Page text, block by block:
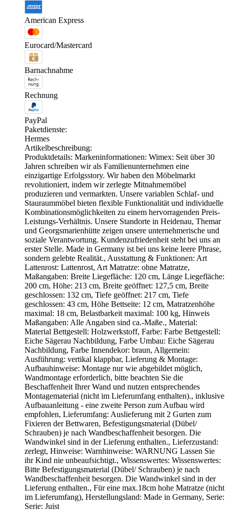
American Express
Eurocard/Mastercard
Barnachnahme
Rechnung
PayPal
Paketdienste:
Hermes
Artikelbeschreibung:
Produktdetails: Markeninformationen: Wimex: Seit über 30
Jahren schreiben wir als Familienunternehmen eine
einzigartige Erfolgsstory. Wir haben den Möbelmarkt
revolutioniert, indem wir zerlegte Mitnahmemöbel
produzieren und vermarkten. Unsere variablen Schlaf- und
Stauraummöbel bieten flexible Funktionalität und individuelle
Kombinationsmöglichkeiten zu einem hervorragenden Preis-
Leistungs-Verhältnis. Unsere Standorte in Heidenau, Themar
und Georgsmarienhütte zeigen unsere unternehmerische und
soziale Verantwortung. Kundenzufriedenheit steht bei uns an
erster Stelle. Made in Germany ist bei uns keine leere Phrase,
sondern gelebte Realität., Ausstattung & Funktionen: Art
Lattenrost: Lattenrost, Art Matratze: ohne Matratze,
Maßangaben: Breite Liegefläche: 120 cm, Länge Liegefläche:
200 cm, Höhe: 213 cm, Breite geöffnet: 127,5 cm, Breite
geschlossen: 132 cm, Tiefe geöffnet: 217 cm, Tiefe
geschlossen: 43 cm, Höhe Bettseite: 12 cm, Matratzenhöhe
maximal: 18 cm, Belastbarkeit maximal: 100 kg, Hinweis
Maßangaben: Alle Angaben sind ca.-Maße., Material:
Material Bettgestell: Holzwerkstoff, Farbe: Farbe Bettgestell:
Eiche Sägerau Nachbildung, Farbe Umbau: Eiche Sägerau
Nachbildung, Farbe Innendekor: braun, Allgemein:
Ausführung: vertikal klappbar, Lieferung & Montage:
Aufbauhinweise: Montage nur wie abgebildet möglich,
Wandmontage erforderlich, bitte beachten Sie die
Beschaffenheit Ihrer Wand und nutzen entsprechendes
Montagematerial (nicht im Lieferumfang enthalten)., inklusive
Aufbauanleitung - eine zweite Person zum Aufbau wird
empfohlen, Lieferumfang: Auslieferung mit 2 Gurten zum
Fixieren der Bettwaren, Befestigungsmaterial (Dübel/
Schrauben) je nach Wandbeschaffenheit besorgen. Die
Wandwinkel sind in der Lieferung enthalten., Lieferzustand:
zerlegt, Hinweise: Warnhinweise: WARNUNG Lassen Sie
ihr Kind nie unbeaufsichtigt., Wissenswertes: Wissenswertes:
Bitte Befestigungsmaterial (Dübel/ Schrauben) je nach
Wandbeschaffenheit besorgen. Die Wandwinkel sind in der
Lieferung enthalten., Für eine max.18cm hohe Matratze (nicht
im Lieferumfang), Herstellungsland: Made in Germany, Serie:
Serie: Juist